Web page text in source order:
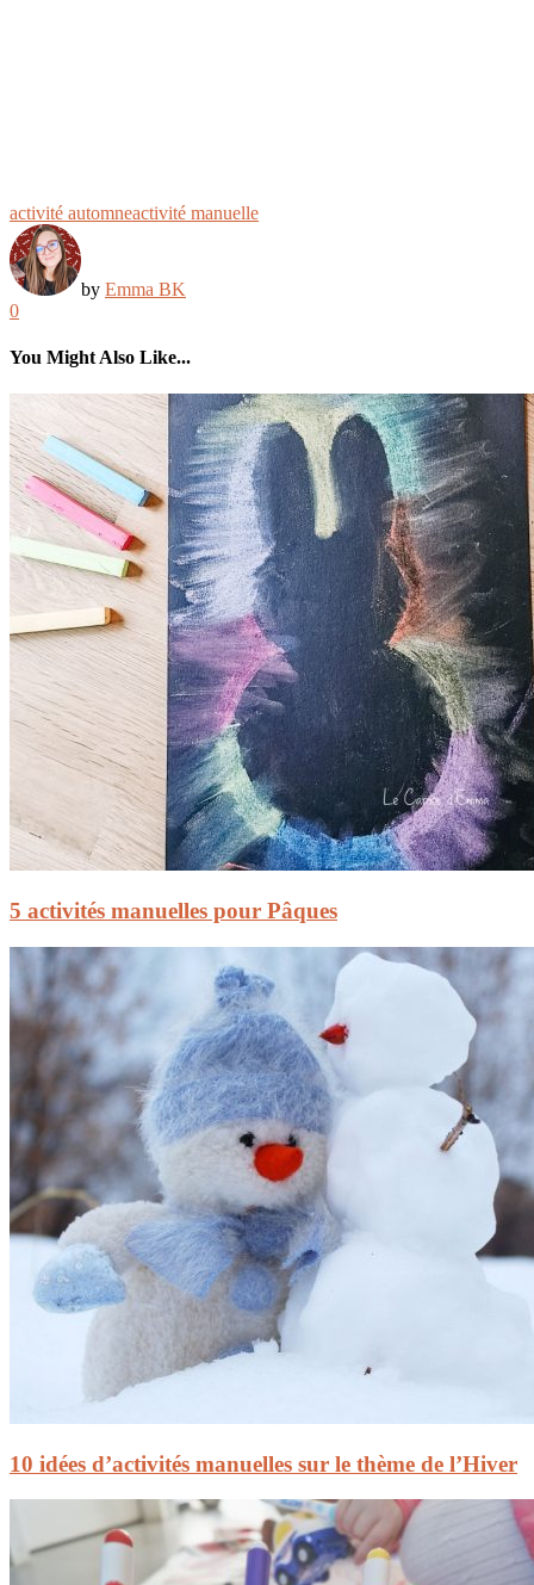
activité automneactivité manuelle
by Emma BK
0
You Might Also Like...
5 activités manuelles pour Pâques
10 idées d’activités manuelles sur le thème de l’Hiver